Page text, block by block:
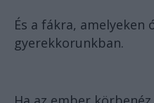
És a fákra,
gyerekkorunkban.